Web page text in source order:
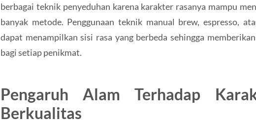
berbagai teknik penyeduhan karena karakter rasanya mampu
banyak metode. Penggunaan teknik manual brew, espresso,
dapat menampilkan sisi rasa yang berbeda sehingga
bagi setiap penikmat.
Pengaruh Alam Terhadap
Berkualitas